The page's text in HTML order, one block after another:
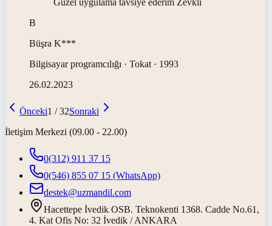
B
Büşra K***
Bilgisayar programcılığı · Tokat · 1993
26.02.2023
Önceki1 /32Sonraki
İletişim Merkezi (09.00 - 22.00)
0(312) 911 37 15
0(546) 855 07 15 (WhatsApp)
destek@uzmandil.com
Hacettepe İvedik OSB. Teknokenti 1368. Cadde No.61,
4. Kat Ofis No: 32 İvedik / ANKARA